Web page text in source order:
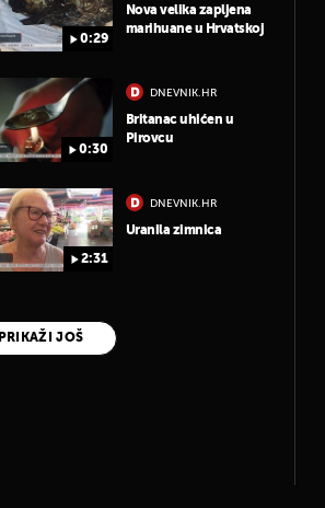
0:29
Nova velika zapljena
marihuane u Hrvatskoj
0:30
DNEVNIK.HR
Britanac uhićen u
Pirovcu
2:31
DNEVNIK.HR
Uranila zimnica
PRIKAŽI JOŠ